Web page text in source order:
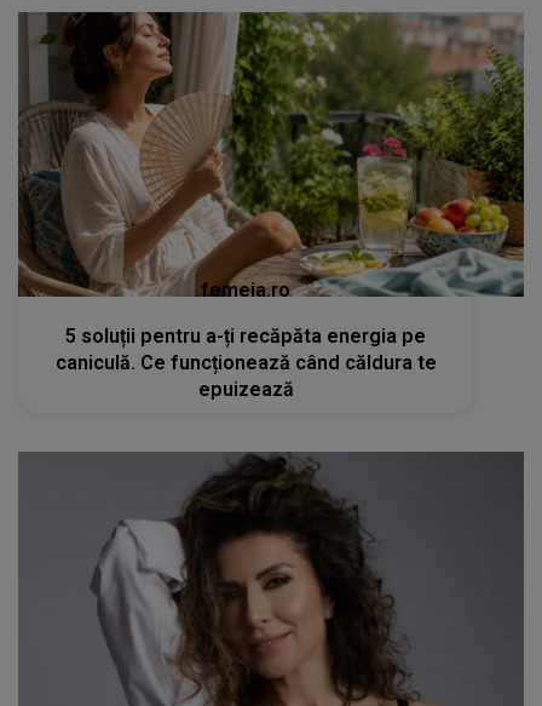
femeia.ro
5 soluții pentru a-ți recăpăta energia pe
caniculă. Ce funcționează când căldura te
epuizează